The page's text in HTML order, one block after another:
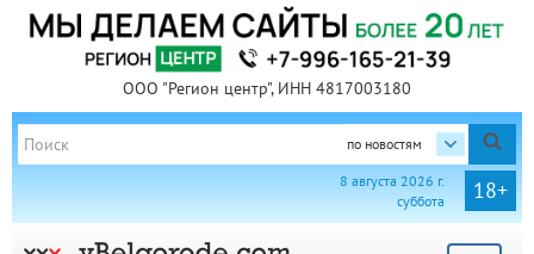
ООО "Регион центр", ИНН 4817003180
по новостям
18+
8 августа 2026 г.
суббота